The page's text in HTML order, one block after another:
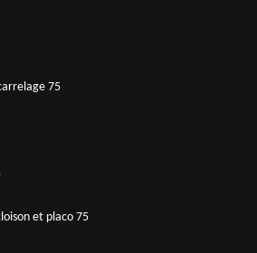
75
et placo 75